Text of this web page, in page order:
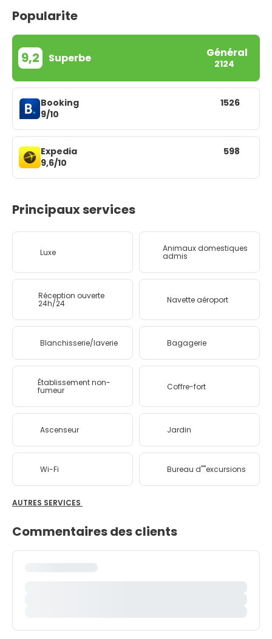
Popularite
9,2 Superbe Général
2124
Booking
9/10
1526
Expedia
9,6/10
598
Principaux services
Luxe Animaux domestiques
admis
Réception ouverte
24h/24 Navette aéroport
Blanchisserie/laverie Bagagerie
Établissement non-
fumeur Coffre-fort
Ascenseur Jardin
Wi-Fi Bureau d''''excursions
AUTRES SERVICES
Commentaires des clients